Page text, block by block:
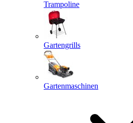
Trampoline
Gartengrills
Gartenmaschinen